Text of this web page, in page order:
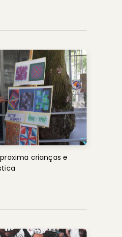
crianças e